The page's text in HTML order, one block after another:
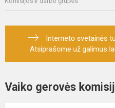
Interneto svetainės
Atsiprašome už galimus
Vaiko gerovės